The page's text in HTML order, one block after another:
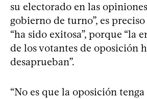
su electorado en las
gobierno de turno”, es
“ha sido exitosa”, porque “la
de los votantes de oposición
desaprueban”.
“No es que la oposición